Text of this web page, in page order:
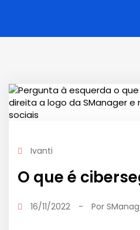
Ivanti
O que é
16/11/2022 - Por